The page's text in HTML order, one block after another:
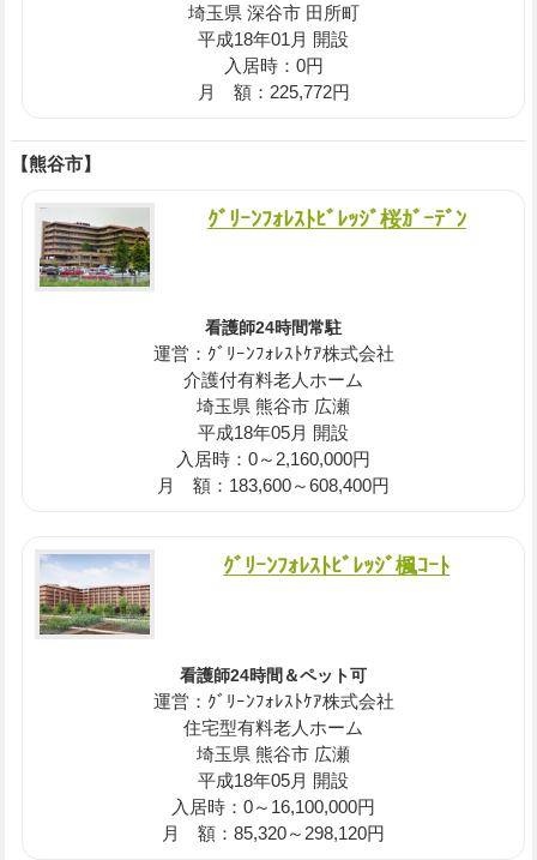
埼玉県 深谷市 田所町
平成18年01月 開設
入居時：0円
月 額：225,772円
【熊谷市】
ｸﾞﾘｰﾝﾌｫﾚｽﾄﾋﾞﾚｯｼﾞ桜ｶﾞｰﾃﾞﾝ
看護師24時間常駐
運営：ｸﾞﾘｰﾝﾌｫﾚｽﾄｹｱ株式会社
介護付有料老人ホーム
埼玉県 熊谷市 広瀬
平成18年05月 開設
入居時：0～2,160,000円
月 額：183,600～608,400円
ｸﾞﾘｰﾝﾌｫﾚｽﾄﾋﾞﾚｯｼﾞ楓ｺｰﾄ
看護師24時間＆ペット可
運営：ｸﾞﾘｰﾝﾌｫﾚｽﾄｹｱ株式会社
住宅型有料老人ホーム
埼玉県 熊谷市 広瀬
平成18年05月 開設
入居時：0～16,100,000円
月 額：85,320～298,120円